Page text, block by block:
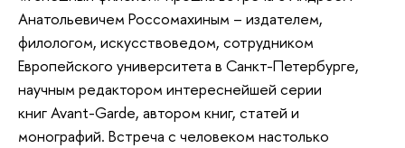
Анатольевичем Россомахиным – издателем,
филологом, искусствоведом, сотрудником
Европейского университета в Санкт-Петербурге,
научным редактором интереснейшей серии
книг Avant-Garde, автором книг, статей и
монографий. Встреча с человеком настолько